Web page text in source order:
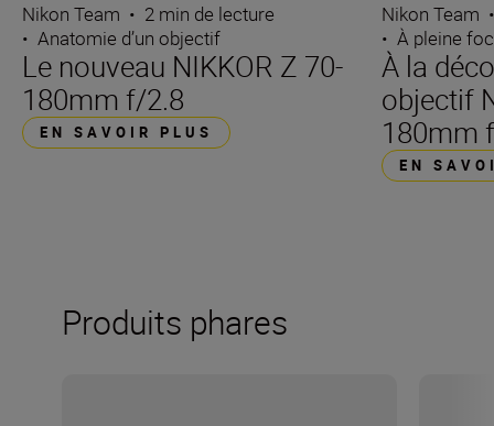
Nikon Team • 2 min de lecture
• Anatomie d’un objectif
Le nouveau NIKKOR Z 70-
180mm f/2.8
EN SAVOIR PLUS
Nikon Team
• À pleine
À la
objectif
180mm
EN
Produits phares